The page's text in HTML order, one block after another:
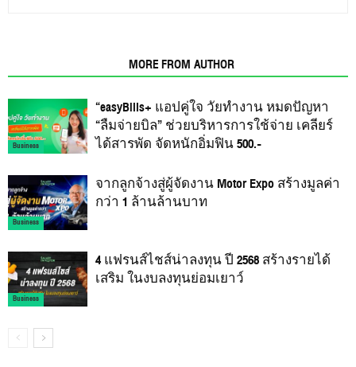
MORE FROM AUTHOR
Business
“easyBills+ แอปคู่ใจ วัยทำงาน หมดปัญหา
“ลืมจ่ายบิล” ช่วยบริหารการใช้จ่าย เคลียร์
ได้สารพัด จัดหนักอิ่มฟิน 500.-
Business
จากลูกจ้างสู่ผู้จัดงาน Motor Expo สร้างมูลค่า
กว่า 1 ล้านล้านบาท
Business
4 แฟรนส์ไชส์น่าลงทุน ปี 2568 สร้างรายได้
เสริม ในงบลงทุนย่อมเยาว์